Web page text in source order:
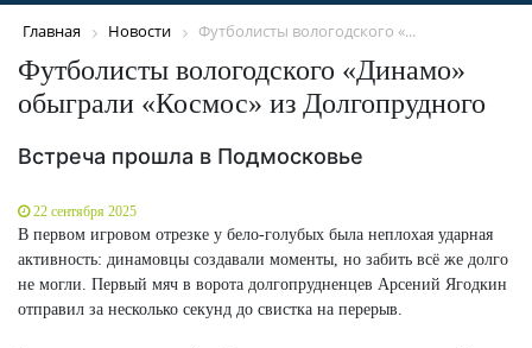
Главная Новости Футболисты вологодского «...
Футболисты вологодского «Динамо»
обыграли «Космос» из Долгопрудного
Встреча прошла в Подмосковье
22 сентября 2025
В первом игровом отрезке у бело-голубых была неплохая ударная
активность: динамовцы создавали моменты, но забить всё же долго
не могли. Первый мяч в ворота долгопрудненцев Арсений Ягодкин
отправил за несколько секунд до свистка на перерыв.